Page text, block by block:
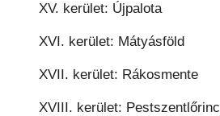
XV. kerület: Újpalota
XVI. kerület: Mátyásföld
XVII. kerület: Rákosmente
XVIII. kerület: Pestszentlőrinc